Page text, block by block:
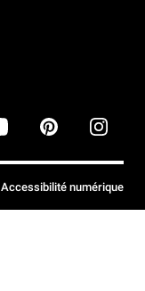
Accessibilité numérique